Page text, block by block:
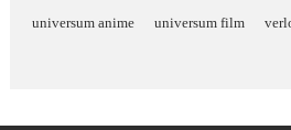
universum anime universum film